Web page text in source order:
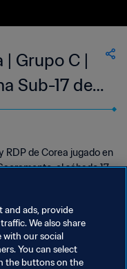
| Grupo C |
Sub-17 de
| Highlights
RDP de Corea jugado en
el sábado 17
and ads, provide
We also share
with our social
You can select
the buttons on the